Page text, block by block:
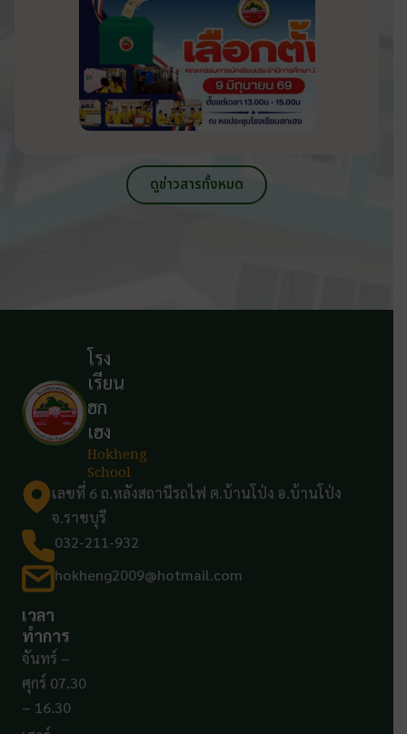
ดูข่าวสารทั้งหมด
โรง
เรียน
ฮก
เฮง
Hokheng
School
เลขที่ 6 ถ.หลังสถานีรถไฟ ต.บ้านโป่ง อ.บ้านโป่ง
จ.ราชบุรี
032-211-932
hokheng2009@hotmail.com
เวลา
ทำการ
จันทร์ –
ศุกร์ 07.30
– 16.30